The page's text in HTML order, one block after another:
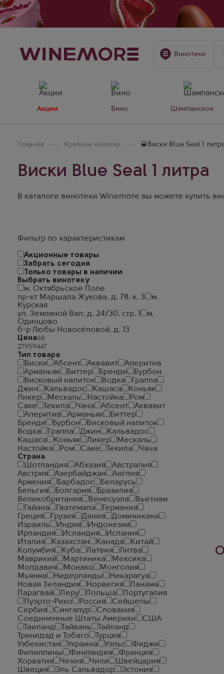
Винотеки
Акции Вино Шампанское
Главная Крепкие напитки 🥃Виски Blue Seal 1
Виски Blue Seal 1 литра
В каталоге винотеки Winemore вы можете купить
Фильтр по характеристикам
Акционные товары
Забрать сегодня
Только товары в наличии
Выбрать винотеку
м. Октябрьское Поле
пр-кт Маршала Жукова. д. 78. к. 3
м.
Курская
ул. Земляной Вал. д. 24/30. стр. 1
м.
Одинцово
б-р Любы Новосёловой. д. 13
Цена
Тип товара
Виски
Абсент Аквавит
Аперитив
Арманьяк
Биттер Бренди
Бурбон
Висковый напиток
Водка
Граппа
Джин
Кальвадос Кашаса
Коньяк
Ликер
Мескаль Настойка
Ром
Саке
Текила Чача Абсент
Аквавит
Аперитив
Арманьяк
Биттер
Бренди
Бурбон
Висковый напиток
Водка
Граппа Джин
Кальвадос
Кашаса
Коньяк Ликер
Мескаль
Настойка
Ром Саке Текила
Чача
Страна
Шотландия
Абхазия
Австралия
Австрия
Азербайджан
Англия
Армения
Барбадос
Беларусь
Бельгия
Болгария
Бразилия
Великобритания
Венесуэла
Вьетнам
Гайана
Гватемала
Германия
Греция
Грузия Дания
Доминикана
Израиль
Индия
Индонезия
Ирландия
Исландия
Испания
Италия
Казахстан Канада
Китай
Колумбия
Куба Латвия
Литва
Маврикий
Мартиника
Мексика
Молдавия
Монако
Монголия
Мьянма
Нидерланды
Никарагуа
Новая Зеландия
Норвегия
Панама
Парагвай
Перу Польша
Португалия
Пуэрто-Рико
Россия
Сейшелы
Сербия
Сингапур
Словакия
Соединенные Штаты Америки
США
Таиланд
Тайвань
Тайланд
Тринидад и Тобаго
Турция
Узбекистан
Украина Уэльс
Фиджи
Филиппины
Финляндия
Франция
Хорватия
Чехия Чили
Швейцария
Швеция
Эль Сальвадор
Эстония